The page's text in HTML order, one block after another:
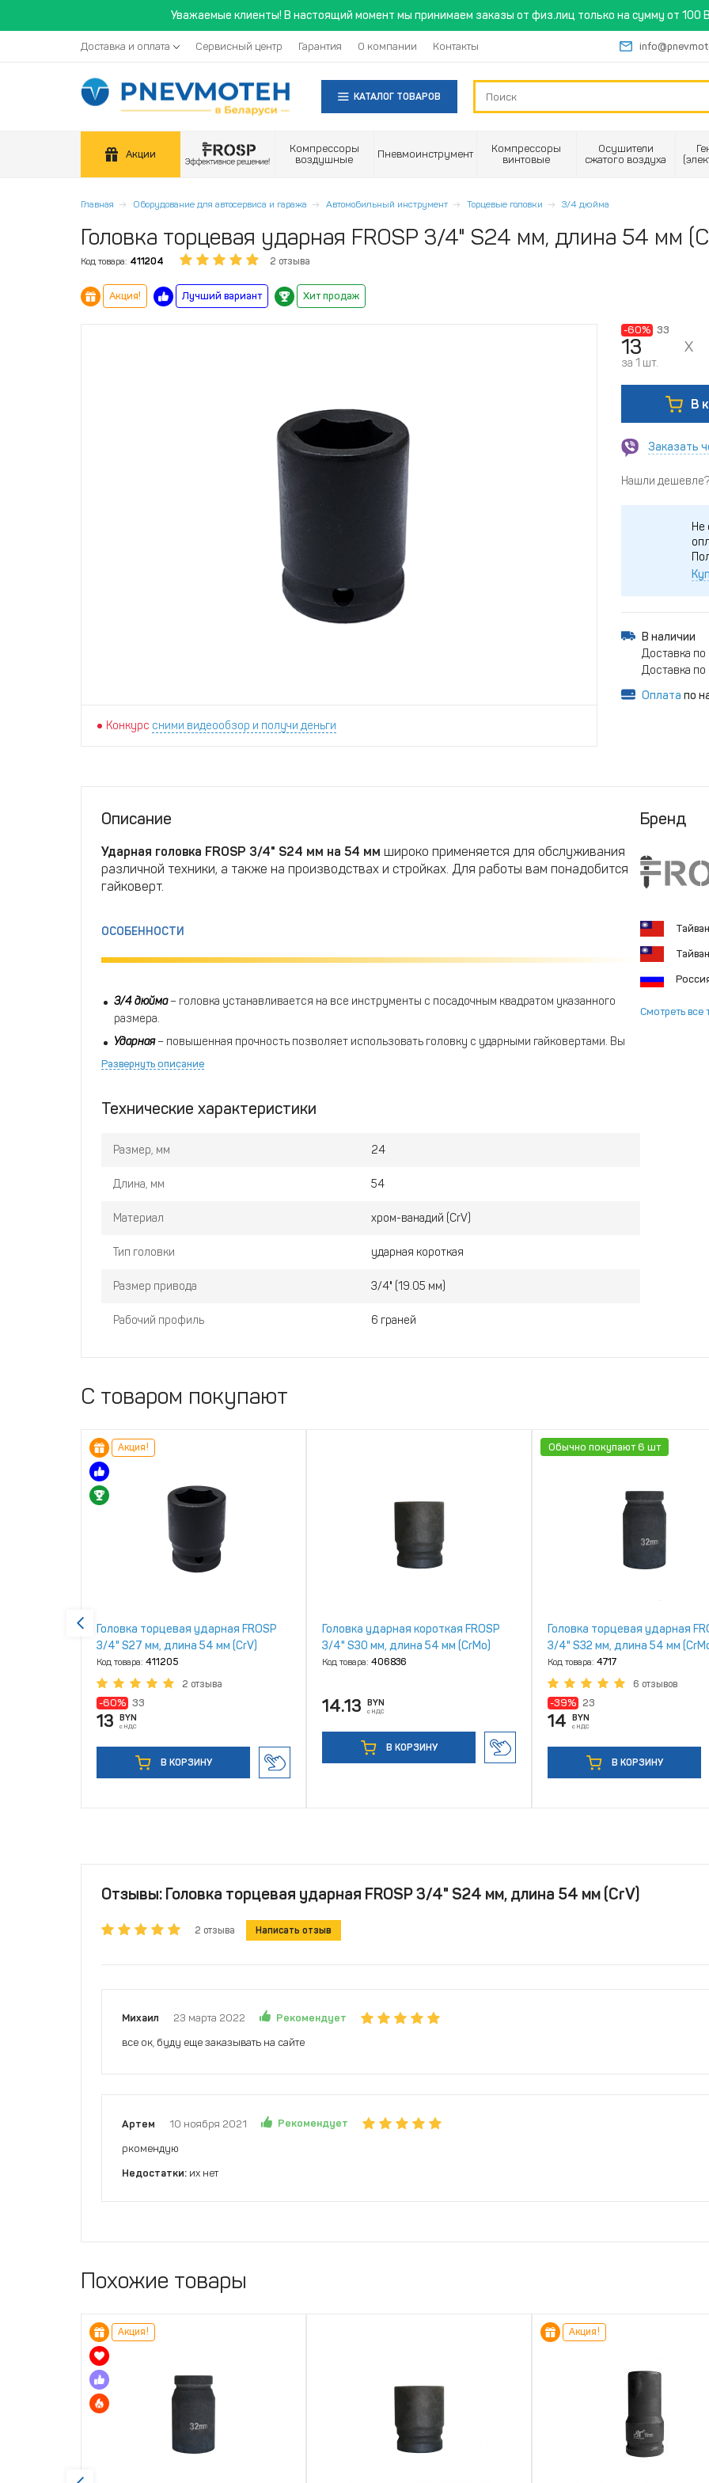
Уважаемые клиенты! В настоящий момент мы принимаем заказы от физ.лиц только на сумму от 100
Доставка и оплата Сервисный центр Гарантия О компании Контакты
КАТАЛОГ ТОВАРОВ
Акции
Компрессоры
воздушные
Пневмоинструмент
Компрессоры
винтовые
Осушители
сжатого воздуха
Главная Оборудование для автосервиса и гаража Автомобильный инструмент Торцевые головки 3/4 дюйма
Головка торцевая ударная FROSP 3/4" S24 мм, длина 54 мм
Код товара: 411204 2 отзыва
Акция! Лучший вариант Хит продаж
Конкурс сними видеообзор и получи деньги
-60% 33
13
за 1 шт.
В
Заказать
Нашли
Не
В наличии
Доставка
Доставка по
Оплата по
Описание
Ударная головка FROSP 3/4" S24 мм на 54 мм широко применяется для обслуживания
различной техники, а также на производствах и стройках. Для работы вам понадобится
гайковерт.
ОСОБЕННОСТИ
3/4дюйма– головка устанавливается на все инструменты с посадочным квадратом указанного
размера.
Ударная– повышенная прочность позволяет использовать головку с ударными гайковертами. Вы
сможете выполнять работы даже с самыми тугими соединениями.
Хром-ванадий– повышает прочность металла. Делает головку устойчивой к высоким температурам
и к образованию коррозии.
Развернуть описание
Технические характеристики
Размер, мм 24
Длина, мм 54
Материал хром-ванадий (CrV)
Тип головки ударная короткая
Размер привода 3/4" (19.05 мм)
Рабочий профиль 6 граней
Бренд
Смотреть все
С товаром покупают
Акция!
Головка торцевая ударная FROSP
3/4" S27 мм, длина 54 мм (CrV)
Код товара: 411205
2 отзыва
-60% 33
13 BYN
с НДС
В КОРЗИНУ
Головка ударная короткая FROSP
3/4" S30 мм, длина 54 мм (CrMo)
Код товара: 406836
14.13 BYN
с НДС
В КОРЗИНУ
Обычно покупают 6 шт
Головка торцевая ударная
3/4" S32 мм, длина 54 мм
Код товара: 4717
6 отзывов
-39% 23
14 BYN
с НДС
В КОРЗИНУ
Отзывы: Головка торцевая ударная FROSP 3/4" S24 мм, длина 54 мм (CrV)
2 отзыва Написать отзыв
Михаил 23 марта 2022 Рекомендует
все ок, буду еще заказывать на сайте
Артем 10 ноября 2021 Рекомендует
ркомендую
Недостатки: их нет
Похожие товары
Акция! Акция!